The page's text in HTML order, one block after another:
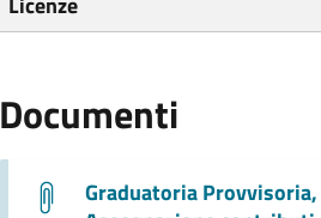
Documenti
Graduatoria Provvisoria,